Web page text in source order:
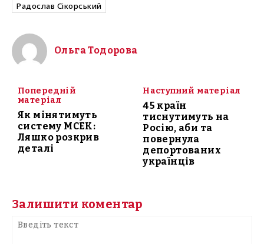
Радослав Сікорський
Ольга Тодорова
Попередній
матеріал
Як мінятимуть
систему МСЕК:
Ляшко розкрив
деталі
Наступний матеріал
45 країн
тиснутимуть на
Росію, аби та
повернула
депортованих
українців
Залишити коментар